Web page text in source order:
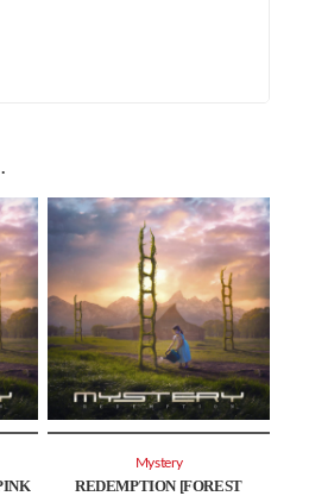
REDEMPTION [FOREST
Mystery